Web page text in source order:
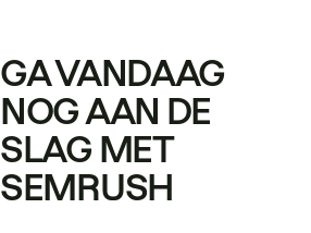
GA VANDAAG
NOG AAN DE
SLAG MET
SEMRUSH